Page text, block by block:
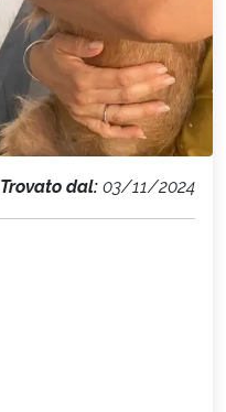
Trovato dal: 03/11/2024